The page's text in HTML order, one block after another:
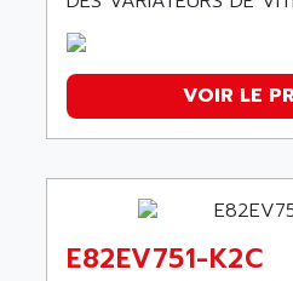
VOIR LE
E82EV751-K2C